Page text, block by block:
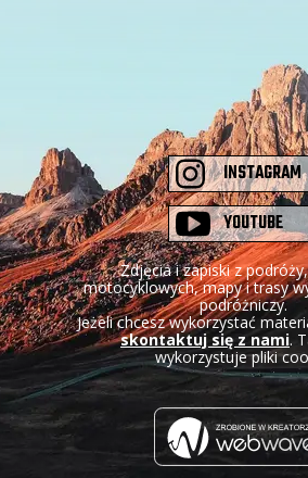
YOUTUBE
INSTAGRAM
Zdjęcia i zapiski z
motocyklowych, mapy i trasy
podróżniczy.
Jeżeli chcesz wykorzystać
skontaktuj się z nami.
wykorzystuje pliki